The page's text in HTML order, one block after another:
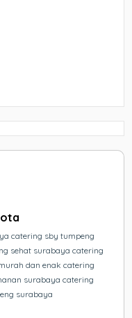
catering sby tumpeng
sehat surabaya catering
dan enak catering
surabaya catering
surabaya